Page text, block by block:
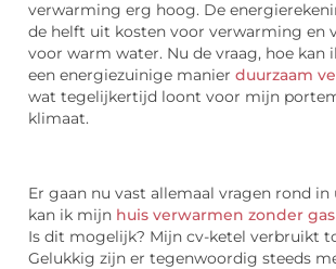
verwarming erg hoog. De
de helft uit kosten voor verwarming en
voor warm water. Nu de vraag, hoe kan
een energiezuinige manier duurzaam
wat tegelijkertijd loont voor mijn
klimaat.
Er gaan nu vast allemaal vragen rond in
kan ik mijn huis verwarmen zonder gas
Is dit mogelijk? Mijn cv-ketel verbruikt
Gelukkig zijn er tegenwoordig steeds